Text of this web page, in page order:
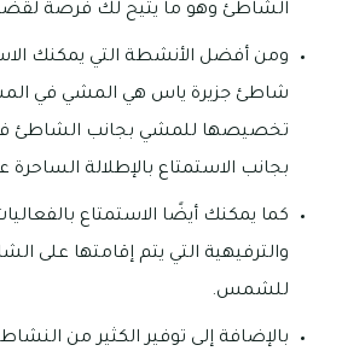
الشاطئ وهو ما يتيح لك فرصة
ومن أفضل الأنشطة التي يمكنك
شاطئ جزيرة ياس هي المشي في
تخصيصها للمشي بجانب الشاطئ
بجانب الاستمتاع بالإطلالة الساحرة
كما يمكنك أيضًا الاستمتاع
والترفيهية التي يتم إقامتها على
للشمس.
بالإضافة إلى توفير الكثير من